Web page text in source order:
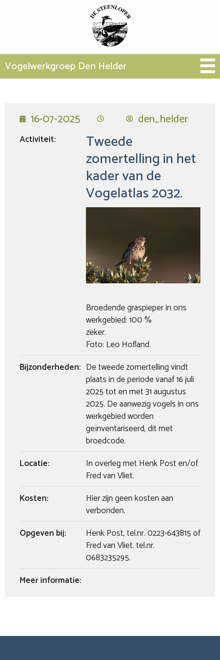
Vogelwerkgroep Den Helder
16-07-2025 den_helder
Activiteit: Tweede
zomertelling in het
kader van de
Vogelatlas 2032.
Broedende graspieper in ons
werkgebied: 100 %
Foto: Leo Hofland.
Bijzonderheden: De tweede zomertelling vindt
plaats in de periode vanaf 16 juli
2025 tot en met 31 augustus
2025. De aanwezig vogels in ons
werkgebied worden
geïnventariseerd, dit met
broedcode.
Locatie:
In overleg met Henk Post en/of
Fred van Vliet.
Kosten:
Hier zijn geen kosten aan
verbonden.
Opgeven bij:
Henk Post, tel.nr. 0223-643815 of
Fred van Vliet. tel.nr.
0683235295.
Meer informatie: